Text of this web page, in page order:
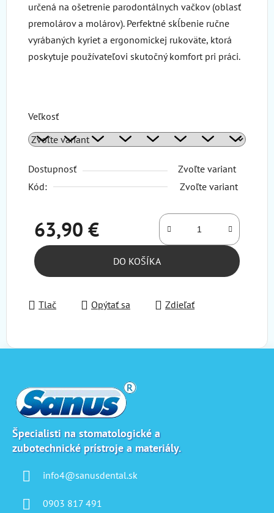
určená na ošetrenie parodontálnych vačkov (oblasť
premolárov a molárov). Perfektné skĺbenie ručne
vyrábaných kyriet a ergonomickej rukoväte, ktorá
poskytuje používateľovi skutočný komfort pri práci.
Veľkosť
Dostupnosť
Zvoľte variant
Kód:
Zvoľte variant
63,90 €
Jednotková cena:
DO KOŠÍKA
Tlač Opýtať sa Zdieľať
Špecialisti na stomatologické a
zubotechnické prístroje a materiály.
info4@sanusdental.sk
0903 817 491